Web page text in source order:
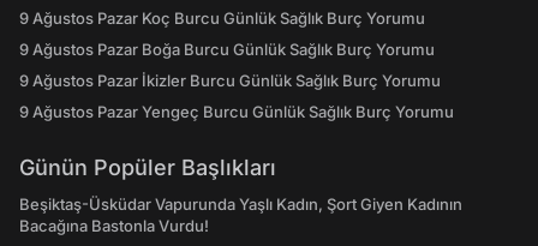
9 Ağustos Pazar Koç Burcu Günlük Sağlık Burç Yorumu
9 Ağustos Pazar Boğa Burcu Günlük Sağlık Burç Yorumu
9 Ağustos Pazar İkizler Burcu Günlük Sağlık Burç Yorumu
9 Ağustos Pazar Yengeç Burcu Günlük Sağlık Burç Yorumu
Günün Popüler Başlıkları
Beşiktaş-Üsküdar Vapurunda Yaşlı Kadın, Şort Giyen Kadının
Bacağına Bastonla Vurdu!